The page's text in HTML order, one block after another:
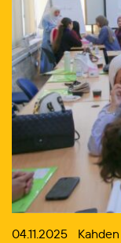
04.11.2025